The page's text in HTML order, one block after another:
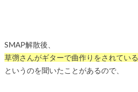
SMAP解散後、
草彅さんがギターで曲作りをされている
というのを聞いたことがあるので、